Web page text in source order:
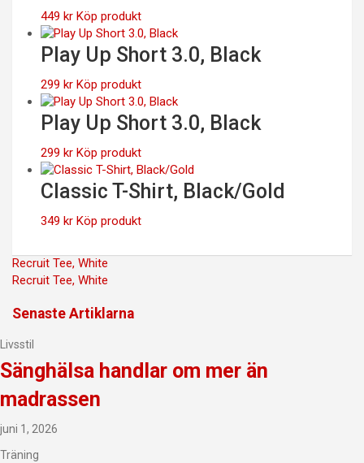
449 kr Köp produkt
Play Up Short 3.0, Black
299 kr Köp produkt
Play Up Short 3.0, Black
299 kr Köp produkt
Classic T-Shirt, Black/Gold
349 kr Köp produkt
Inläggsnavigering
Recruit Tee, White
Recruit Tee, White
Senaste Artiklarna
Livsstil
Sänghälsa handlar om mer än
madrassen
juni 1, 2026
Träning